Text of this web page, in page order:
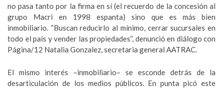
no pasa tanto por la firma en sí (el recuerdo de la concesión al
grupo Macri en 1998 espanta) sino que es más bien
inmobiliario. “Buscan reducirlo al mínimo, cerrar sucursales en
todo el país y vender las propiedades”, denunció en diálogo con
Página/12 Natalia Gonzalez, secretaria general AATRAC.
El mismo interés –inmobiliario– se esconde detrás de la
desarticulación de los medios públicos. En punta picó este